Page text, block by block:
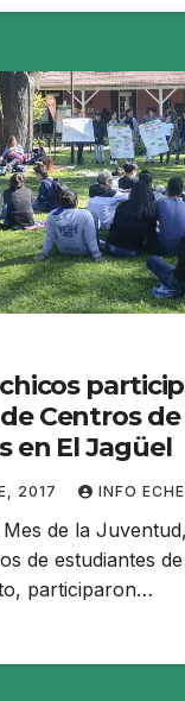
chicos
Centros de
en El Jagüel
2017 INFO
de la
de estudiantes
participaron…